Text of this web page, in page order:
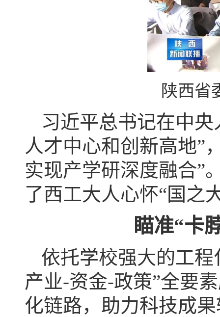
陕西省
习近平总书记在中
人才中心和创新高地”
实现产学研深度融合”
了西工大人心怀“国之
瞄准“卡
依托学校强大的工
产业-资金-政策”全要
化链路，助力科技成